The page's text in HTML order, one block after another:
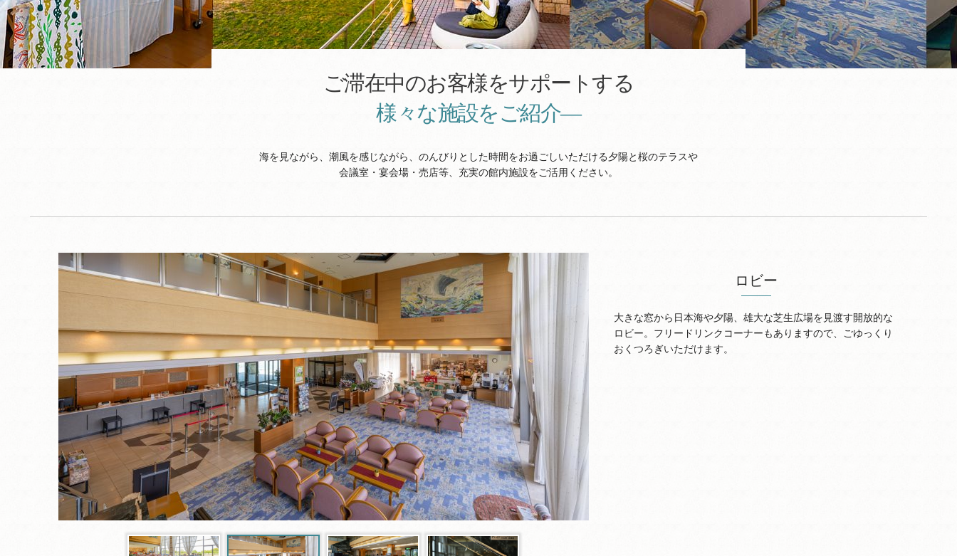
ご滞在中のお客様をサポートする
様々な施設をご紹介―
海を見ながら、潮風を感じながら、のんびりとした時間をお過ごしいただける夕陽と桜のテラスや
会議室・宴会場・売店等、充実の館内施設をご活用ください。
ロビー
大きな窓から日本海や夕陽、雄大な芝生広場を見渡す開放的な
ロビー。フリードリンクコーナーもありますので、ごゆっくり
おくつろぎいただけます。